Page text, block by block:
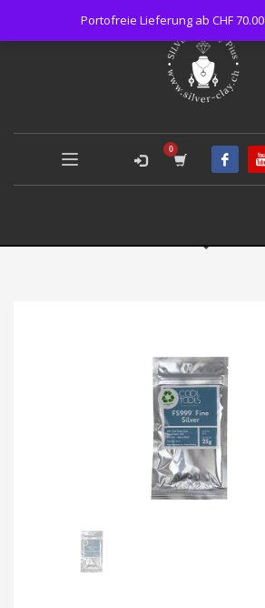
Portofreie Lieferung ab CHF 70.00